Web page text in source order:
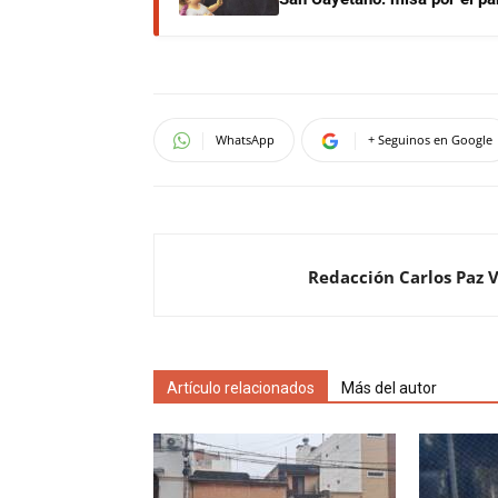
WhatsApp + Seguinos en Google
Redacción Carlos Paz
Artículo relacionados Más del autor